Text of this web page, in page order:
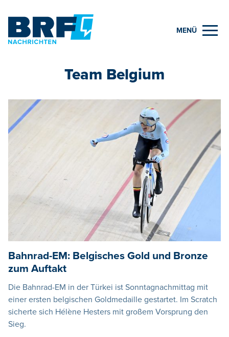
MENÜ
Team Belgium
Bahnrad-EM: Belgisches Gold und Bronze
zum Auftakt
Die Bahnrad-EM in der Türkei ist Sonntagnachmittag mit
einer ersten belgischen Goldmedaille gestartet. Im Scratch
sicherte sich Hélène Hesters mit großem Vorsprung den
Sieg.